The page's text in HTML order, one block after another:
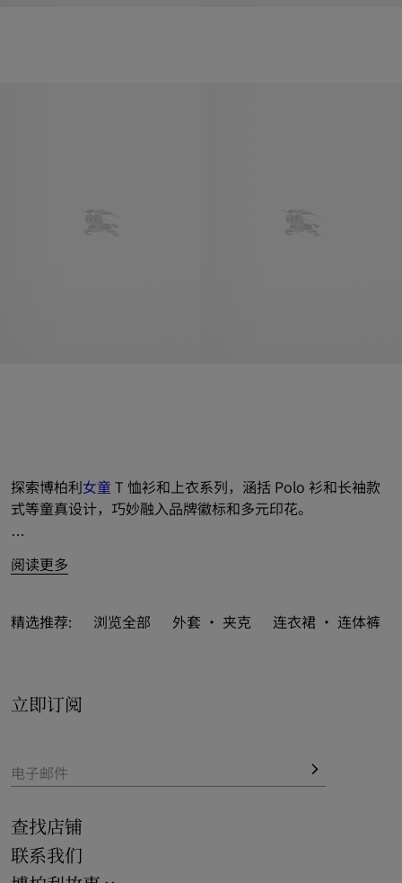
探索博柏利女童 T 恤衫和上衣系列，涵括 Polo 衫和长袖款
式等童真设计，巧妙融入品牌徽标和多元印花。
（EKD）女衫和上衣，亦以新季图案创意致敬品牌典藏元
阅读更多
精选推荐: 浏览全部 外套 · 夹克 连衣裙 · 连体裤
立即订阅
电子邮件
查找店铺
联系我们